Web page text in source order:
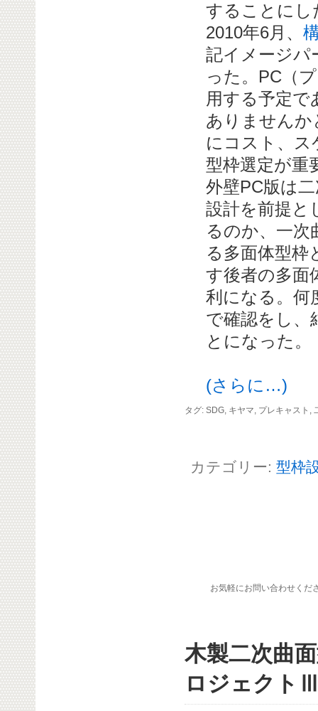
することにし
2010年6月、
記イメージパ
った。PC（
用する予定
ありません
にコスト、
型枠選定が重
外壁PC版は
設計を前提と
るのか、一次
る多面体型枠
す後者の多面
利になる。何
で確認をし、
とになった。
(さらに…)
タグ: SDG, キヤマ, プレキャスト ,
カテゴリー: 型枠
お気軽にお問い合わせくだ
木製二次曲
ロジェクト